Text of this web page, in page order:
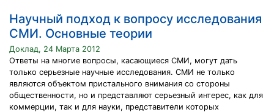
Научный подход к вопросу исследования
СМИ. Основные теории
Доклад, 24 Марта 2012
Ответы на многие вопросы, касающиеся СМИ, могут дать
только серьезные научные исследования. СМИ не только
являются объектом пристального внимания со стороны
общественности, но и представляют серьезный интерес, как для
коммерции, так и для науки, представители которых